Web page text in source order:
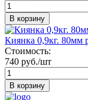
В корзину
Киянка 0,9кг. 80мм
Стоимость:
740 руб./шт
В корзину